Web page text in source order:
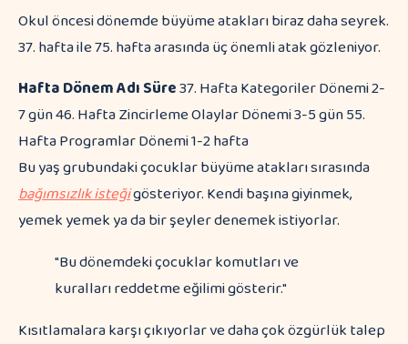
Okul öncesi dönemde büyüme atakları biraz daha seyrek.
37. hafta ile 75. hafta arasında üç önemli atak gözleniyor.
HaftaDönem AdıSüre37. Hafta Kategoriler Dönemi 2-
7 gün 46. Hafta Zincirleme Olaylar Dönemi 3-5 gün 55.
Hafta Programlar Dönemi 1-2 hafta
Bu yaş grubundaki çocuklar büyüme atakları sırasında
bağımsızlık isteğigösteriyor. Kendi başına giyinmek,
yemek yemek ya da bir şeyler denemek istiyorlar.
"Bu dönemdeki çocuklar komutları ve
kuralları reddetme eğilimi gösterir."
Kısıtlamalara karşı çıkıyorlar ve daha çok özgürlük talep